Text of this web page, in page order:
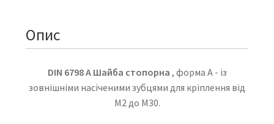
Опис
DIN 6798 A Шайба стопорна , форма А - із
зовнішніми насіченими зубцями для кріплення від
М2 до М30.